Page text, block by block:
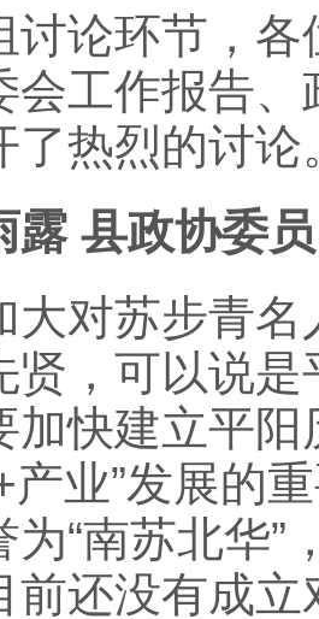
环节，各
会工作报告
了热烈的讨论
县政协委员
苏步青名
贤，可以说
加快建立平
产业”发展的
为“南苏北华
前还没有成